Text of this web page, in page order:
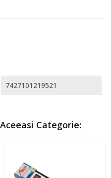
7427101219521
Categorie: